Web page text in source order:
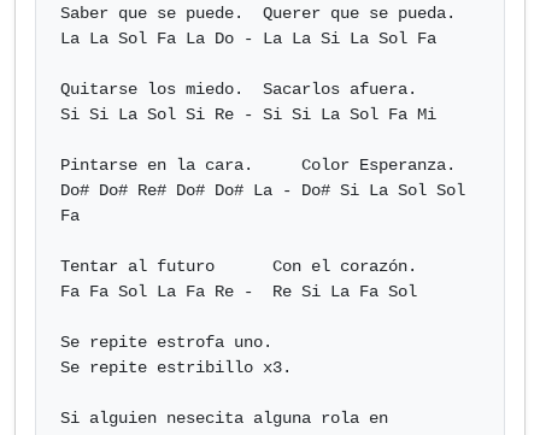
Saber que se puede.  Querer que se pueda.
La La Sol Fa La Do - La La Si La Sol Fa
Quitarse los miedo.  Sacarlos afuera.
Si Si La Sol Si Re - Si Si La Sol Fa Mi
Pintarse en la cara.     Color Esperanza.
Do# Do# Re# Do# Do# La - Do# Si La Sol Sol
Fa
Tentar al futuro      Con el corazón.
Fa Fa Sol La Fa Re -  Re Si La Fa Sol
Se repite estrofa uno.
Se repite estribillo x3.
Si alguien nesecita alguna rola en